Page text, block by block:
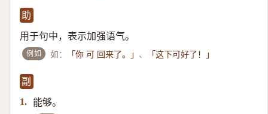
助
用于句中，表示加强语气。
例如 如： 「你 可 回来了。」 、 「这下可好了！」
副
1.
能够。